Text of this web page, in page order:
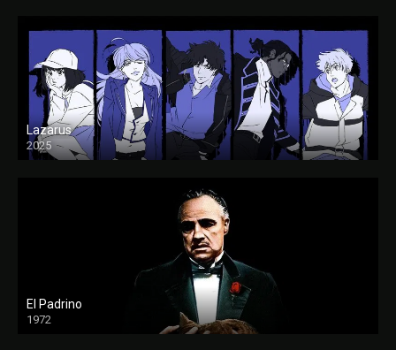
Lazarus
2025
El Padrino
1972
FULL HD